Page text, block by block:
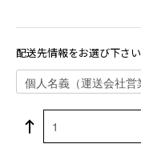
配送先情報をお選び下さい